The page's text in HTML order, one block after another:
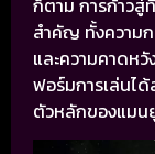
สำคัญ ทั้งความ
และความคาดห
ฟอร์มการเล่นได้
ตัวหลักของแมน